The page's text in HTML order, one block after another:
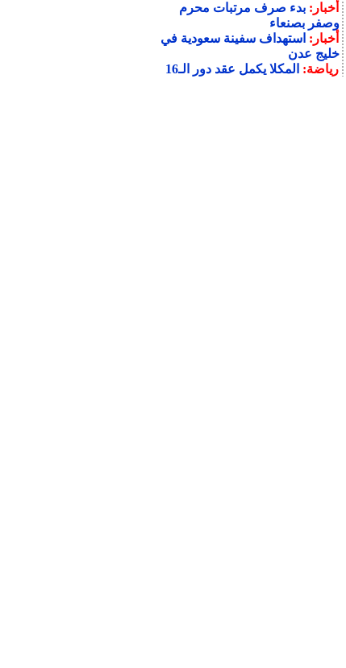
أخبار:بدء صرف مرتبات محرم
وصفر بصنعاء
أخبار: استهداف سفينة سعودية في
خليج عدن
رياضة: المكلا يكمل عقد دور الـ16